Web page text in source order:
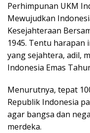
Perhimpunan UKM
Mewujudkan
Kesejahteraan
1945. Tentu harapan
yang sejahtera, adil,
Indonesia Emas
Menurutnya, tepat
Republik Indonesia
agar bangsa dan
merdeka.